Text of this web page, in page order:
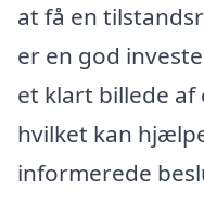
at få en
er en god
et klart billede
hvilket kan
informerede